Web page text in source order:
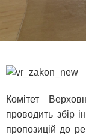
Комітет
проводить збір
пропозицій до